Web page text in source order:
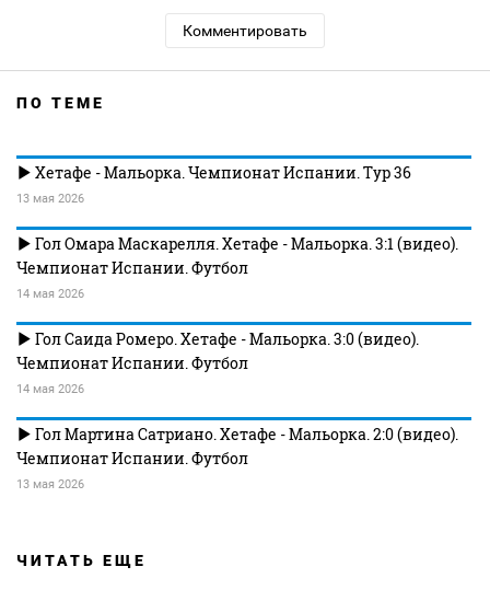
Комментировать
ПО ТЕМЕ
Хетафе - Мальорка. Чемпионат Испании. Тур 36
13 мая 2026
Гол Омара Маскарелля. Хетафе - Мальорка. 3:1 (видео).
Чемпионат Испании. Футбол
14 мая 2026
Гол Саида Ромеро. Хетафе - Мальорка. 3:0 (видео).
Чемпионат Испании. Футбол
14 мая 2026
Гол Мартина Сатриано. Хетафе - Мальорка. 2:0 (видео).
Чемпионат Испании. Футбол
13 мая 2026
ЧИТАТЬ ЕЩЕ